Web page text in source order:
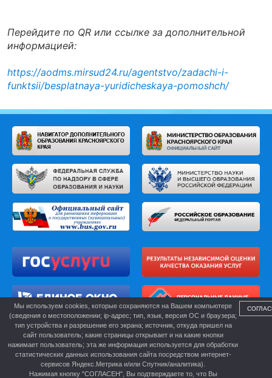
Перейдите по QR или ссылке за дополнительной
информацией:
https://aodms.mirsud24.ru/agentstvo/zadachi-i-
funktsii/besplatnaya-yuridicheskaya-pomoshch/
Мы используем cookies, которые сохраняются на Вашем компьютере
(сведения о местоположении; ip-адрес; тип, язык, версия ОС и браузера;
тип устройства и разрешение его экрана; источник, откуда пришел на
сайт пользователь; какие страницы открывает и на какие кнопки
нажимает пользователь; эта же информация используется для обработки
статистических данных использования сайта посредством интернет-
сервисов Яндекс.Метрика и/или Спутник/аналитика).
Нажимая кнопку "СОГЛАСЕН", Вы подтверждаете то, что Вы